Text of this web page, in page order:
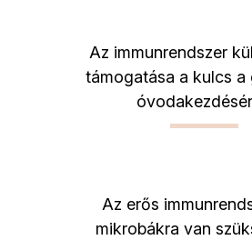
Az immunrendszer
támogatása a kulcs a
Az erős
mikrobákra van